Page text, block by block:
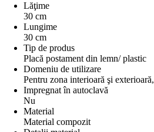
Lăţime
30 cm
Lungime
30 cm
Tip de produs
Placă postament din lemn/ plastic
Domeniu de utilizare
Pentru zona interioară şi
Impregnat în autoclavă
Nu
Material
Material compozit